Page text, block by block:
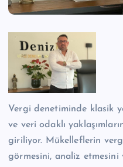
Vergi denetiminde klasik
ve veri odaklı
giriliyor. Mükelleflerin
görmesini, analiz